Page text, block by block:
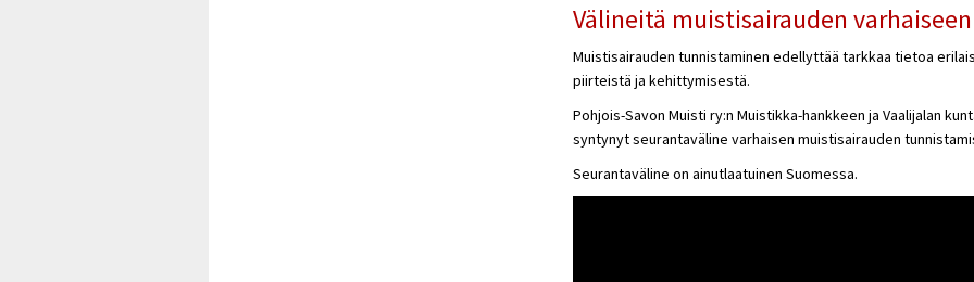
Välineitä muistisairauden
Muistisairauden tunnistaminen edellyttää tarkkaa tietoa
piirteistä ja kehittymisestä.
Pohjois-Savon Muisti ry:n Muistikka-hankkeen ja Vaalijalan
syntynyt seurantaväline varhaisen muistisairauden
Seurantaväline on ainutlaatuinen Suomessa.